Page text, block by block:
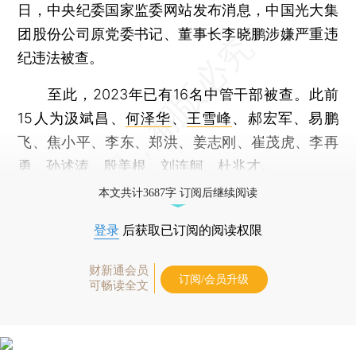
日，中央纪委国家监委网站发布消息，中国光大集
团股份公司原党委书记、董事长李晓鹏涉嫌严重违
纪违法被查。
至此，2023年已有16名中管干部被查。此前
15人为汲斌昌、 何泽华、 王雪峰、郝宏军、易鹏
飞、焦小平、李东、郑洪、姜志刚、崔茂虎、李再
勇、孙述涛、殷美根、 刘连舸 、杜兆才。
本文共计3687字 订阅后继续阅读
登录 后获取已订阅的阅读权限
财新通会员
可畅读全文
订阅/会员升级